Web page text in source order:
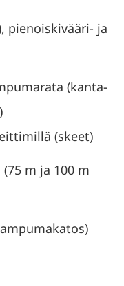
pienoiskivääri- ja
(kanta-
(skeet)
m ja 100 m